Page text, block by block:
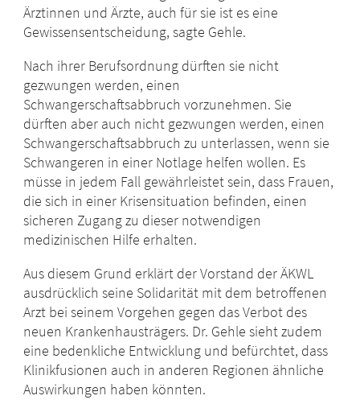
Ärztinnen und Ärzte, auch für sie ist es eine
Gewissensentscheidung, sagte Gehle.
Nach ihrer Berufsordnung dürften sie nicht
gezwungen werden, einen
Schwangerschaftsabbruch vorzunehmen. Sie
dürften aber auch nicht gezwungen werden, einen
Schwangerschaftsabbruch zu unterlassen, wenn sie
Schwangeren in einer Notlage helfen wollen. Es
müsse in jedem Fall gewährleistet sein, dass Frauen,
die sich in einer Krisensituation befinden, einen
sicheren Zugang zu dieser notwendigen
medizinischen Hilfe erhalten.
Aus diesem Grund erklärt der Vorstand der ÄKWL
ausdrücklich seine Solidarität mit dem betroffenen
Arzt bei seinem Vorgehen gegen das Verbot des
neuen Krankenhausträgers. Dr. Gehle sieht zudem
eine bedenkliche Entwicklung und befürchtet, dass
Klinikfusionen auch in anderen Regionen ähnliche
Auswirkungen haben könnten.